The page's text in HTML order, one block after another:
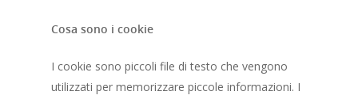
Cosa sono i cookie
I cookie sono piccoli file di testo che vengono
utilizzati per memorizzare piccole informazioni. I